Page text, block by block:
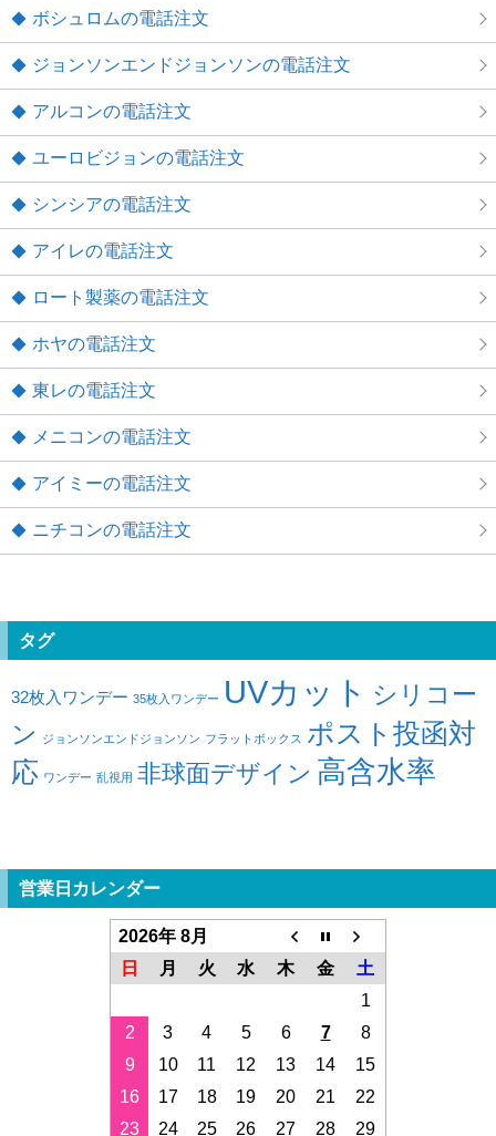
ボシュロムの電話注文
ジョンソンエンドジョンソンの電話注文
アルコンの電話注文
ユーロビジョンの電話注文
シンシアの電話注文
アイレの電話注文
ロート製薬の電話注文
ホヤの電話注文
東レの電話注文
メニコンの電話注文
アイミーの電話注文
ニチコンの電話注文
タグ
32枚入ワンデー 35枚入ワンデー UVカット シリコー
ン
ジョンソンエンドジョンソン フラットボックス ポスト投函対
応 ワンデー 乱視用 非球面デザイン 高含水率
営業日カレンダー
2026年 8月
日
月 火 水 木 金
土
1
2
3 4 5 6 7
8
9
10 11 12 13 14
15
16
17 18 19 20 21
22
23
24 25 26 27 28 29